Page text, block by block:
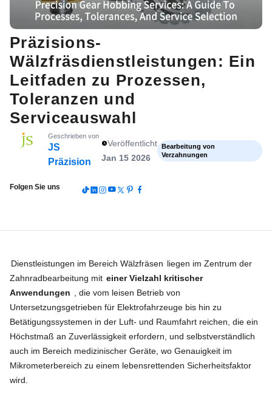
Präzisions-
Wälzfräsdienstleistungen: Ein
Leitfaden zu Prozessen,
Toleranzen und
Serviceauswahl
Geschrieben von
JS
Präzision
Veröffentlicht
Jan 15 2026
Bearbeitung von
Verzahnungen
Folgen Sie uns
Dienstleistungen im Bereich Wälzfräsen liegen im Zentrum der
Zahnradbearbeitung mit einer Vielzahl kritischer
Anwendungen
, die vom leisen Betrieb von
Untersetzungsgetrieben für Elektrofahrzeuge bis hin zu
Betätigungssystemen in der Luft- und Raumfahrt reichen, die ein
Höchstmaß an Zuverlässigkeit erfordern, und selbstverständlich
auch im Bereich medizinischer Geräte, wo Genauigkeit im
Mikrometerbereich zu einem lebensrettenden Sicherheitsfaktor
wird.